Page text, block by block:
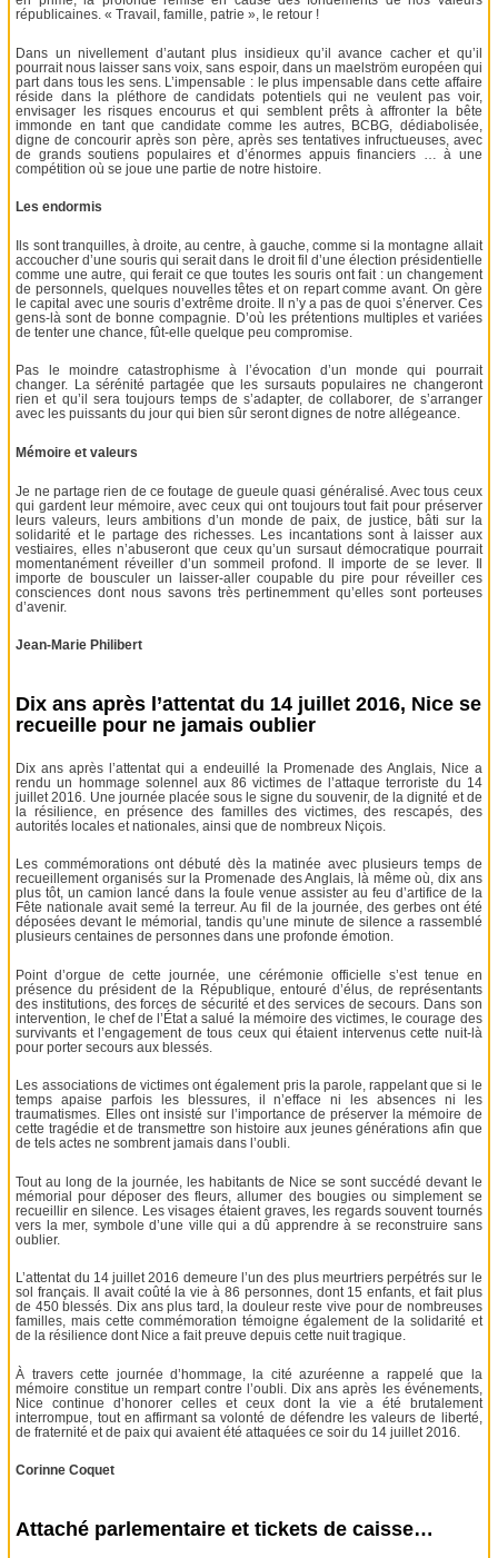
républicaines. « Travail, famille, patrie », le retour !
Dans un nivellement d’autant plus insidieux qu’il avance cacher et qu’il
pourrait nous laisser sans voix, sans espoir, dans un maelström européen qui
part dans tous les sens. L’impensable : le plus impensable dans cette affaire
réside dans la pléthore de candidats potentiels qui ne veulent pas voir,
envisager les risques encourus et qui semblent prêts à affronter la bête
immonde en tant que candidate comme les autres, BCBG, dédiabolisée,
digne de concourir après son père, après ses tentatives infructueuses, avec
de grands soutiens populaires et d’énormes appuis financiers … à une
compétition où se joue une partie de notre histoire.
Les endormis
Ils sont tranquilles, à droite, au centre, à gauche, comme si la montagne allait
accoucher d’une souris qui serait dans le droit fil d’une élection présidentielle
comme une autre, qui ferait ce que toutes les souris ont fait : un changement
de personnels, quelques nouvelles têtes et on repart comme avant. On gère
le capital avec une souris d’extrême droite. Il n’y a pas de quoi s’énerver. Ces
gens-là sont de bonne compagnie. D’où les prétentions multiples et variées
de tenter une chance, fût-elle quelque peu compromise.
Pas le moindre catastrophisme à l’évocation d’un monde qui pourrait
changer. La sérénité partagée que les sursauts populaires ne changeront
rien et qu’il sera toujours temps de s’adapter, de collaborer, de s’arranger
avec les puissants du jour qui bien sûr seront dignes de notre allégeance.
Mémoire et valeurs
Je ne partage rien de ce foutage de gueule quasi généralisé. Avec tous ceux
qui gardent leur mémoire, avec ceux qui ont toujours tout fait pour préserver
leurs valeurs, leurs ambitions d’un monde de paix, de justice, bâti sur la
solidarité et le partage des richesses. Les incantations sont à laisser aux
vestiaires, elles n’abuseront que ceux qu’un sursaut démocratique pourrait
momentanément réveiller d’un sommeil profond. Il importe de se lever. Il
importe de bousculer un laisser-aller coupable du pire pour réveiller ces
consciences dont nous savons très pertinemment qu’elles sont porteuses
d’avenir.
Jean-Marie Philibert
Dix ans après l’attentat du 14 juillet 2016, Nice se
recueille pour ne jamais oublier
Dix ans après l’attentat qui a endeuillé la Promenade des Anglais, Nice a
rendu un hommage solennel aux 86 victimes de l’attaque terroriste du 14
juillet 2016. Une journée placée sous le signe du souvenir, de la dignité et de
la résilience, en présence des familles des victimes, des rescapés, des
autorités locales et nationales, ainsi que de nombreux Niçois.
Les commémorations ont débuté dès la matinée avec plusieurs temps de
recueillement organisés sur la Promenade des Anglais, là même où, dix ans
plus tôt, un camion lancé dans la foule venue assister au feu d’artifice de la
Fête nationale avait semé la terreur. Au fil de la journée, des gerbes ont été
déposées devant le mémorial, tandis qu’une minute de silence a rassemblé
plusieurs centaines de personnes dans une profonde émotion.
Point d’orgue de cette journée, une cérémonie officielle s’est tenue en
présence du président de la République, entouré d’élus, de représentants
des institutions, des forces de sécurité et des services de secours. Dans son
intervention, le chef de l’État a salué la mémoire des victimes, le courage des
survivants et l’engagement de tous ceux qui étaient intervenus cette nuit-là
pour porter secours aux blessés.
Les associations de victimes ont également pris la parole, rappelant que si le
temps apaise parfois les blessures, il n’efface ni les absences ni les
traumatismes. Elles ont insisté sur l’importance de préserver la mémoire de
cette tragédie et de transmettre son histoire aux jeunes générations afin que
de tels actes ne sombrent jamais dans l’oubli.
Tout au long de la journée, les habitants de Nice se sont succédé devant le
mémorial pour déposer des fleurs, allumer des bougies ou simplement se
recueillir en silence. Les visages étaient graves, les regards souvent tournés
vers la mer, symbole d’une ville qui a dû apprendre à se reconstruire sans
oublier.
L’attentat du 14 juillet 2016 demeure l’un des plus meurtriers perpétrés sur le
sol français. Il avait coûté la vie à 86 personnes, dont 15 enfants, et fait plus
de 450 blessés. Dix ans plus tard, la douleur reste vive pour de nombreuses
familles, mais cette commémoration témoigne également de la solidarité et
de la résilience dont Nice a fait preuve depuis cette nuit tragique.
À travers cette journée d’hommage, la cité azuréenne a rappelé que la
mémoire constitue un rempart contre l’oubli. Dix ans après les événements,
Nice continue d’honorer celles et ceux dont la vie a été brutalement
interrompue, tout en affirmant sa volonté de défendre les valeurs de liberté,
de fraternité et de paix qui avaient été attaquées ce soir du 14 juillet 2016.
Corinne Coquet
Attaché parlementaire et tickets de caisse…